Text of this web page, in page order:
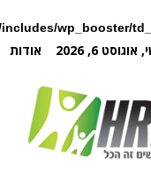
wp_booster/
6, 2026 אודות